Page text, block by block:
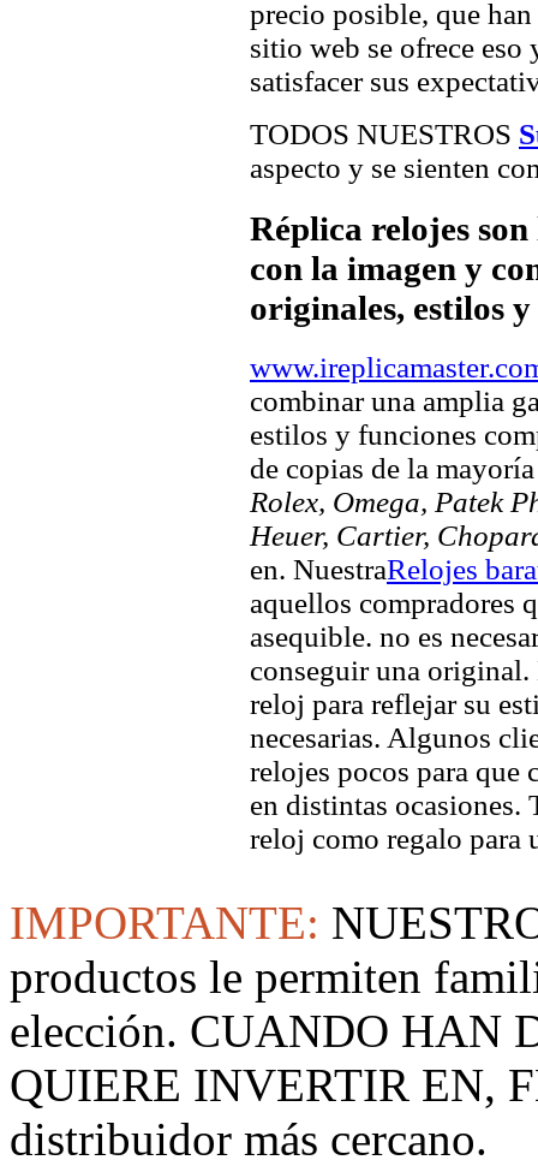
precio posible, que
sitio web se ofrece eso
satisfacer sus
TODOS NUESTROS
aspecto y se sienten
Réplica relojes
con la imagen y
originales, estilos
combinar una amplia
estilos y funciones
de copias de la
Rolex, Omega, Patek
Heuer, Cartier,
en. NuestraRelojes
aquellos compradores
asequible. no es
conseguir una
reloj para reflejar su
necesarias. Algunos
relojes pocos para que
en distintas ocasiones.
reloj como regalo para
IMPORTANTE:
productos le permiten
elección. CUANDO HAN
QUIERE INVERTIR EN,
distribuidor más cercano.